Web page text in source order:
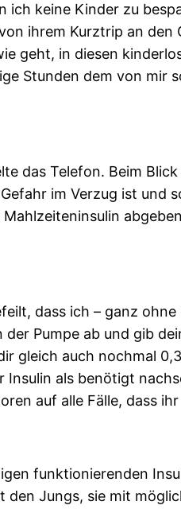
ich keine Kinder zu
ihrem Kurztrip an den
geht, in diesen
Stunden dem von mir
das Telefon. Beim
im Verzug ist und
dass ich – ganz
Pumpe ab und gib
gleich auch nochmal
als benötigt
auf alle Fälle, dass
funktionierenden
Jungs, sie mit